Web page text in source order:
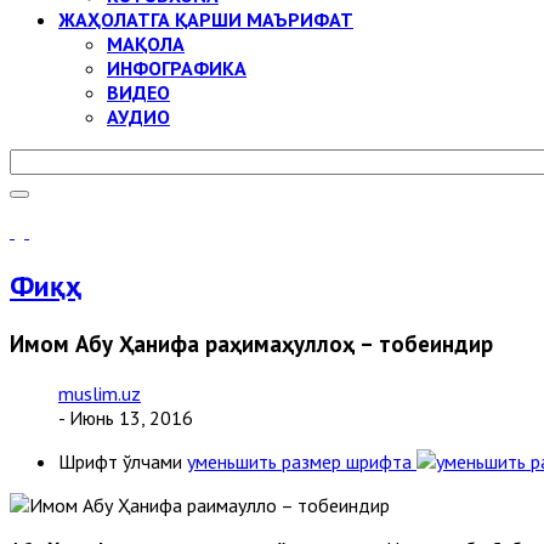
ЖАҲОЛАТГА ҚАРШИ МАЪРИФАТ
МАҚОЛА
ИНФОГРАФИКА
ВИДЕО
АУДИО
Фиқҳ
Имом Абу Ҳанифа раҳимаҳуллоҳ – тобеиндир
muslim.uz
- Июнь 13, 2016
Шрифт ўлчами уменьшить размер шрифта